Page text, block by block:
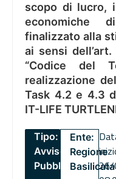
scopo di lucro,
economiche
finalizzato alla
ai sensi
“Codice del
realizzazione
Task 4.2 e 4.3
IT-LIFE
Tipo:
Avviso
Pubblico
Ente:
Regione
Basilicata